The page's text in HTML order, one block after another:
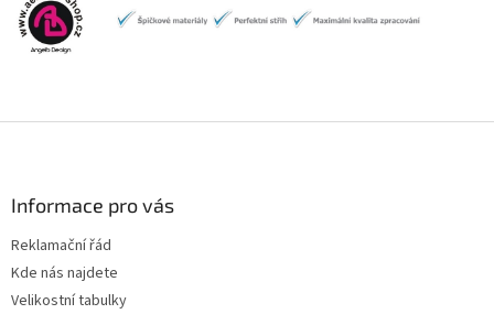
Informace pro vás
Reklamační řád
Kde nás najdete
Velikostní tabulky